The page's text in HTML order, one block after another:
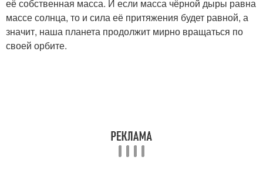
её собственная масса. И если масса чёрной дыры равна
массе солнца, то и сила её притяжения будет равной, а
значит, наша планета продолжит мирно вращаться по
своей орбите.